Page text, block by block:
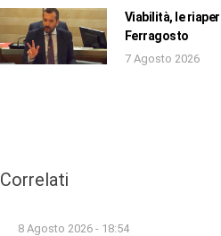
Viabilità, le
Ferragosto
7 Agosto 2026
Correlati
8 Agosto 2026 - 18:54